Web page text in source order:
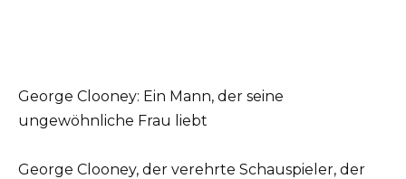
George Clooney: Ein Mann, der seine
ungewöhnliche Frau liebt
George Clooney, der verehrte Schauspieler, der